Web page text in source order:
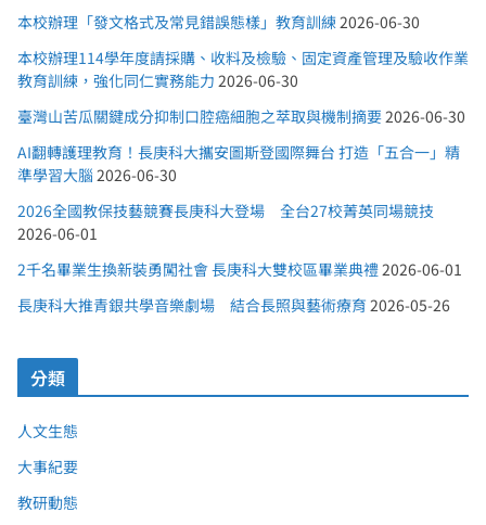
本校辦理「發文格式及常見錯誤態樣」教育訓練 2026-06-30
本校辦理114學年度請採購、收料及檢驗、固定資產管理及驗收作業
教育訓練，強化同仁實務能力 2026-06-30
臺灣山苦瓜關鍵成分抑制口腔癌細胞之萃取與機制摘要 2026-06-30
AI翻轉護理教育！長庚科大攜安圖斯登國際舞台 打造「五合一」精
準學習大腦 2026-06-30
2026全國教保技藝競賽長庚科大登場 全台27校菁英同場競技
2026-06-01
2千名畢業生換新裝勇闖社會 長庚科大雙校區畢業典禮 2026-06-01
長庚科大推青銀共學音樂劇場 結合長照與藝術療育 2026-05-26
分類
人文生態
大事紀要
教研動態